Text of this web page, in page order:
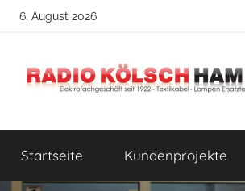
Zum6. August 2026
Radio
Kölsch
Lampenbau
Tipps
Startseite Kundenprojekte